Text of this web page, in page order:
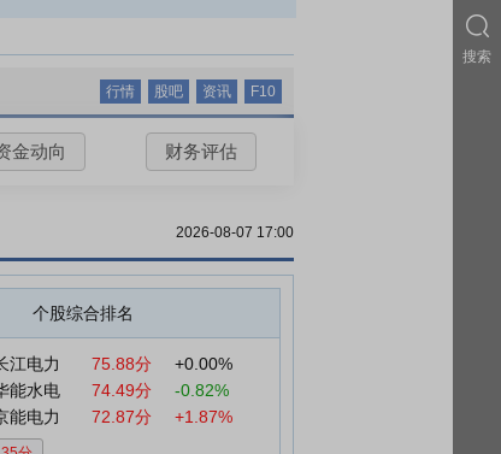
行情 股吧 资讯 F10
金动向 财务评估
2026-08-07 17:00
个股综合排名
江电力 75.88分
+0.00%
能水电 74.49分
-0.82%
能电力 72.87分 +1.87%
搜索